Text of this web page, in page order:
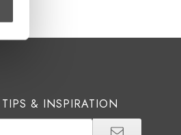
& INSPIRATION